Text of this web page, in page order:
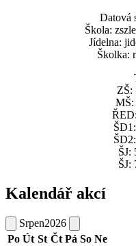
Datová
Škola:
Jídelna:
Školka:
ZŠ:
MŠ:
ŠJ:
ŠJ:
Kalendář akcí
Srpen2026
Po Út St Čt Pá So Ne